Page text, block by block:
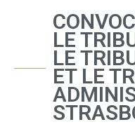
LE
LE
ET LE